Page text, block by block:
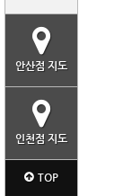
안산점 지도
인천점 지도
TOP